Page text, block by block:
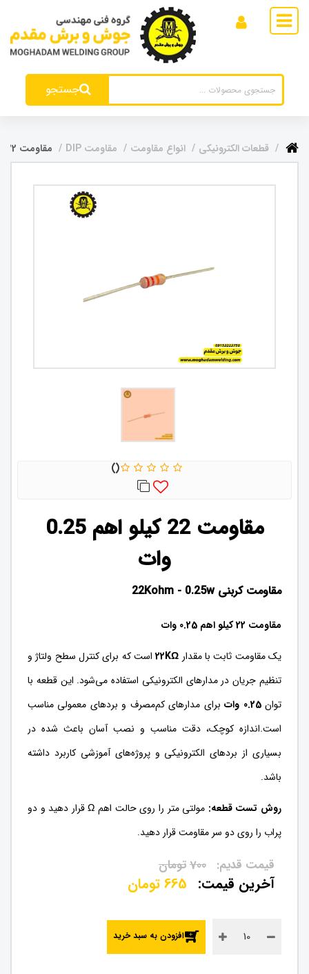
جستجو
قطعات الکترونیکی انواع مقاومت مقاومت DIP مقاومت 22 کیلو اهم 0.25 وات
مقاومت 22 کیلو اهم 0.25
وات
مقاومت کربنی 22Kohm - 0.25w
مقاومت 22 کیلو اهم 0.25 وات
یک مقاومت ثابت با مقدار 22KΩاست که برای کنترل سطح ولتاژ و
تنظیم جریان در مدارهای الکترونیکی استفاده می‌شود. این قطعه با
توان0.25 وات
برای مدارهای کم‌مصرف و بردهای معمولی مناسب
است.اندازه کوچک، دقت مناسب و نصب آسان باعث شده در
بسیاری از بردهای الکترونیکی و پروژه‌های آموزشی کاربرد داشته
باشد.
روش تست قطعه:
مولتی متر را روی حالت اهم Ω قرار دهید و دو
پراب را روی دو سر مقاومت قرار دهید.
665تومان
700تومان
افزودن به سبد خرید